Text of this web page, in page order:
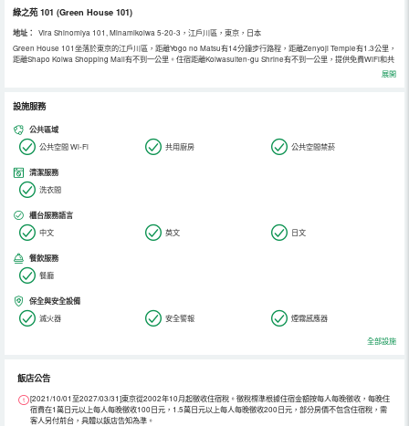
綠之苑 101 (Green House 101)
地址：
Vira Shinomiya 101, Minamikoiwa 5-20-3，江戶川區，東京，日本
Green House 101坐落於東京的江戶川區，距離Yogo no Matsu有14分鐘步行路程，距離Zenyoji Temple有1.3公里，
距離Shapo Koiwa Shopping Mall有不到一公里。住宿距離Koiwasuiten-gu Shrine有不到一公里，提供免費WiFi和共
用廚房。 這家空調度假屋配有2間獨立臥室、、1間帶吹風機和拖鞋的浴室以及起居室。這家度假屋還配備平板電視以及
1間帶坐浴盆、淋浴設施和熱水浴池的浴室。 這家度假屋距離Shinozaki Park有2.3公里，距離Katori Shrine有2.6公
展開
設施服務
公共區域
公共空間 Wi-Fi 共用廚房 公共空間禁菸
清潔服務
洗衣間
櫃台服務語言
中文 英文 日文
餐飲服務
餐廳
保全與安全設備
滅火器 安全警報 煙霧感應器
全部設施
飯店公告
[2021/10/01至2027/03/31]東京從2002年10月起徵收住宿稅。徵稅標準根據住宿金額按每人每晚徵收，每晚住
宿費在1萬日元以上每人每晚徵收100日元，1.5萬日元以上每人每晚徵收200日元，部分房價不包含住宿稅，需
客人另付前台，具體以飯店告知為準。